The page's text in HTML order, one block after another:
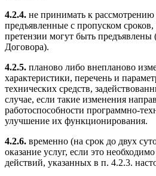
4.2.4. не принимать к рассмотрению
предъявленные с пропуском
претензии могут быть предъявлены
Договора).
4.2.5. планово либо внепланово
характеристики, перечень и
технических средств,
случае, если такие изменения
работоспособности программно-
улучшение их функционирования.
4.2.6. временно (на срок до двух
оказание услуг, если это
действий, указанных в п. 4.2.3.